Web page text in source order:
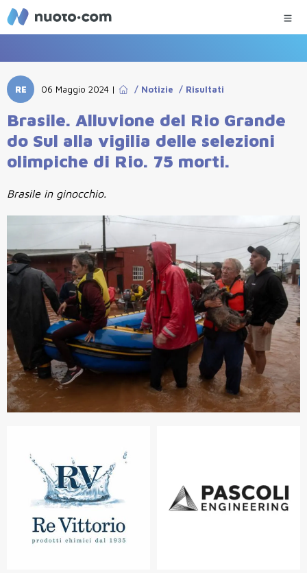
RE 06 Maggio 2024 | / Notizie / Risultati
Brasile. Alluvione del Rio Grande
do Sul alla vigilia delle selezioni
olimpiche di Rio. 75 morti.
Brasile in ginocchio.